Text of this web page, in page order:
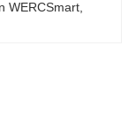
WERCSmart